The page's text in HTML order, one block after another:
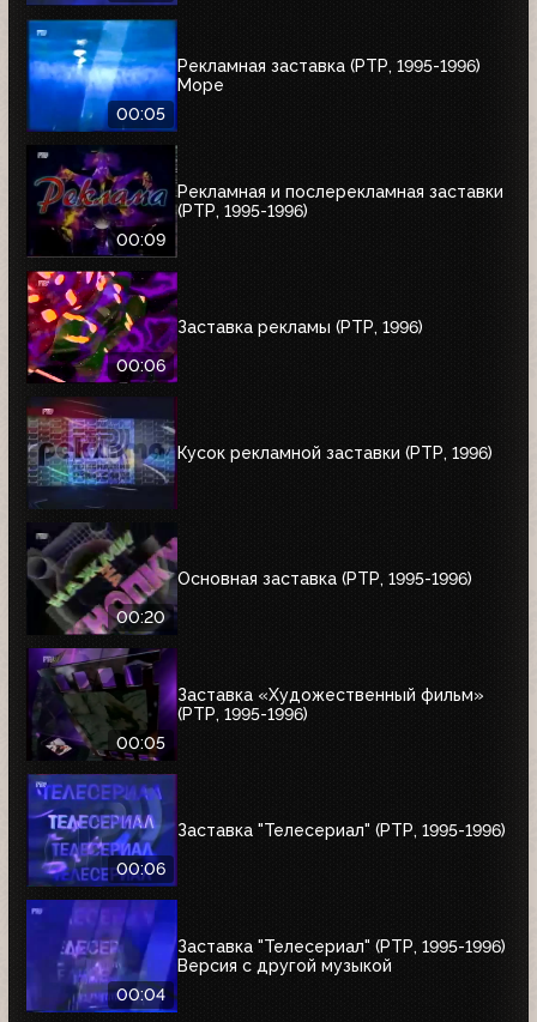
00:05
Рекламная заставка (РТР, 1995-1996)
Море
00:09
Рекламная и послерекламная заставки
(РТР, 1995-1996)
00:06
Заставка рекламы (РТР, 1996)
Кусок рекламной заставки (РТР, 1996)
00:20
Основная заставка (РТР, 1995-1996)
00:05
Заставка «Художественный фильм»
(РТР, 1995-1996)
00:06
Заставка "Телесериал" (РТР, 1995-1996)
00:04
Заставка "Телесериал" (РТР, 1995-1996)
Версия с другой музыкой